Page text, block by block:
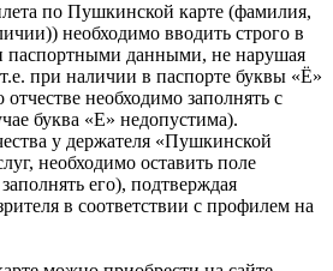
по Пушкинской карте (фамилия,
необходимо вводить строго в
паспортными данными, не нарушая
при наличии в паспорте буквы «Ё»
необходимо заполнять с
буква «Е» недопустима).
у держателя «Пушкинской
необходимо оставить поле
его), подтверждая
в соответствии с профилем на